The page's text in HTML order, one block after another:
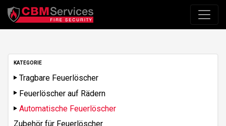
KATEGORIE
Tragbare Feuerlöscher
Feuerlöscher auf Rädern
Automatische Feuerlöscher
Zubehör für Feuerlöscher